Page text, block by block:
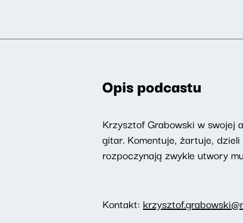
Opis podcastu
Krzysztof Grabowski w swojej
gitar. Komentuje, żartuje,
rozpoczynają zwykle utwory
Kontakt: